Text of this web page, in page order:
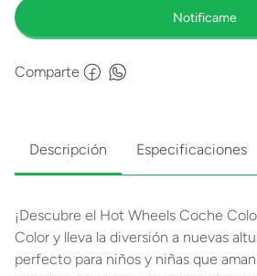
Comparte
Descripción Especificaciones
¡Descubre el Hot Wheels Coche
Color y lleva la diversión a nuevas
perfecto para niños y niñas que aman